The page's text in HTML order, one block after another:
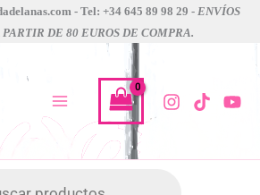
- Tel: +34 645 89 98 29 - ENVÍOS
DE 80 EUROS DE COMPRA.